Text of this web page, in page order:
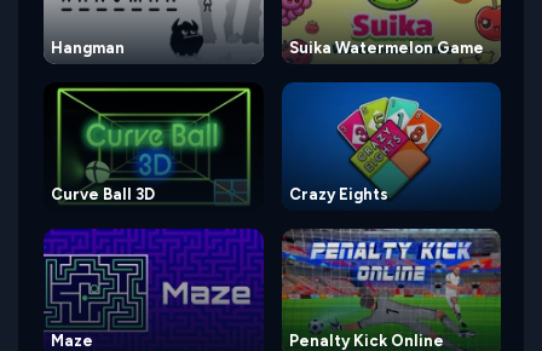
Hangman Suika Watermelon Game
Curve Ball 3D Crazy Eights
Maze Penalty Kick Online